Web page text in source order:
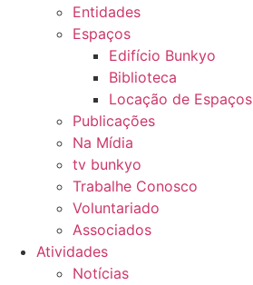
Entidades
Espaços
Edifício Bunkyo
Biblioteca
Locação de Espaços
Publicações
Na Mídia
tv bunkyo
Trabalhe Conosco
Voluntariado
Associados
Atividades
Notícias